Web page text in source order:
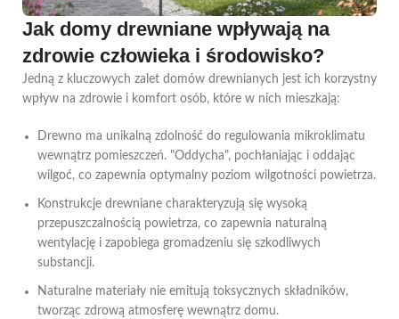
Jak domy drewniane wpływają na
zdrowie człowieka i środowisko?
Jedną z kluczowych zalet domów drewnianych jest ich korzystny
wpływ na zdrowie i komfort osób, które w nich mieszkają:
Drewno ma unikalną zdolność do regulowania mikroklimatu
wewnątrz pomieszczeń. "Oddycha", pochłaniając i oddając
wilgoć, co zapewnia optymalny poziom wilgotności powietrza.
Konstrukcje drewniane charakteryzują się wysoką
przepuszczalnością powietrza, co zapewnia naturalną
wentylację i zapobiega gromadzeniu się szkodliwych
substancji.
Naturalne materiały nie emitują toksycznych składników,
tworząc zdrową atmosferę wewnątrz domu.